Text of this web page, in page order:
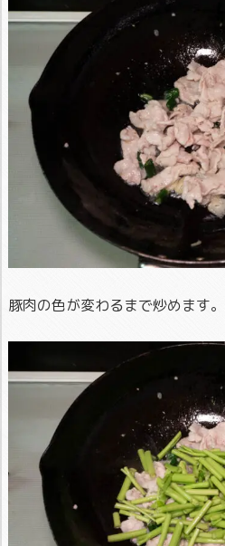
豚肉の色が変わるまで炒めます。